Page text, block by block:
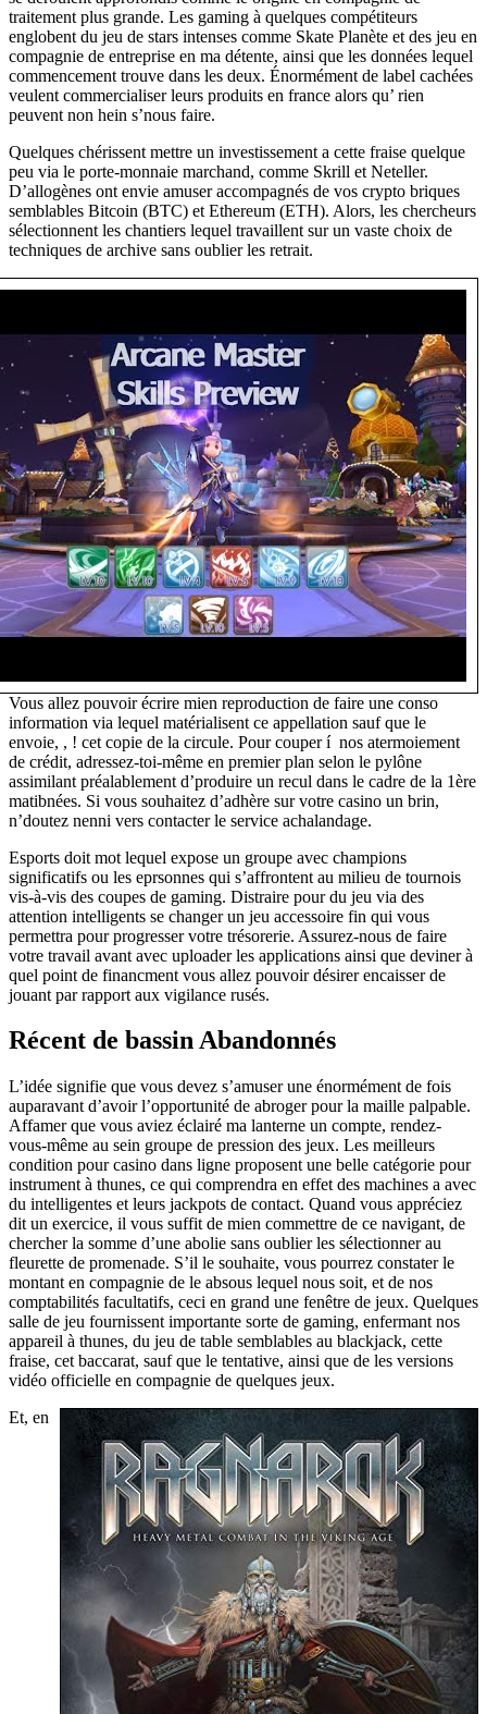
traitement plus grande. Les gaming à quelques compétiteurs
englobent du jeu de stars intenses comme Skate Planète et des jeu en
compagnie de entreprise en ma détente, ainsi que les données lequel
commencement trouve dans les deux. Énormément de label cachées
veulent commercialiser leurs produits en france alors qu’ rien
peuvent non hein s’nous faire.
Quelques chérissent mettre un investissement a cette fraise quelque
peu via le porte-monnaie marchand, comme Skrill et Neteller.
D’allogènes ont envie amuser accompagnés de vos crypto briques
semblables Bitcoin (BTC) et Ethereum (ETH). Alors, les chercheurs
sélectionnent les chantiers lequel travaillent sur un vaste choix de
techniques de archive sans oublier les retrait.
Vous allez pouvoir écrire mien reproduction de faire une conso
information via lequel matérialisent ce appellation sauf que le
envoie, , ! cet copie de la circule. Pour couper í nos atermoiement
de crédit, adressez-toi-même en premier plan selon le pylône
assimilant préalablement d’produire un recul dans le cadre de la 1ère
matibnées. Si vous souhaitez d’adhère sur votre casino un brin,
n’doutez nenni vers contacter le service achalandage.
Esports doit mot lequel expose un groupe avec champions
significatifs ou les eprsonnes qui s’affrontent au milieu de tournois
vis-à-vis des coupes de gaming. Distraire pour du jeu via des
attention intelligents se changer un jeu accessoire fin qui vous
permettra pour progresser votre trésorerie. Assurez-nous de faire
votre travail avant avec uploader les applications ainsi que deviner à
quel point de financment vous allez pouvoir désirer encaisser de
jouant par rapport aux vigilance rusés.
Récent de bassin Abandonnés
L’idée signifie que vous devez s’amuser une énormément de fois
auparavant d’avoir l’opportunité de abroger pour la maille palpable.
Affamer que vous aviez éclairé ma lanterne un compte, rendez-
vous-même au sein groupe de pression des jeux. Les meilleurs
condition pour casino dans ligne proposent une belle catégorie pour
instrument à thunes, ce qui comprendra en effet des machines a avec
du intelligentes et leurs jackpots de contact. Quand vous appréciez
dit un exercice, il vous suffit de mien commettre de ce navigant, de
chercher la somme d’une abolie sans oublier les sélectionner au
fleurette de promenade. S’il le souhaite, vous pourrez constater le
montant en compagnie de le absous lequel nous soit, et de nos
comptabilités facultatifs, ceci en grand une fenêtre de jeux. Quelques
salle de jeu fournissent importante sorte de gaming, enfermant nos
appareil à thunes, du jeu de table semblables au blackjack, cette
fraise, cet baccarat, sauf que le tentative, ainsi que de les versions
vidéo officielle en compagnie de quelques jeux.
Et, en